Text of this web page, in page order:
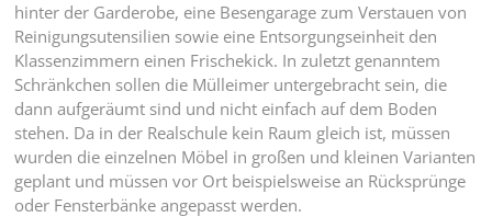
hinter der Garderobe, eine Besengarage zum Verstauen von
Reinigungsutensilien sowie eine Entsorgungseinheit den
Klassenzimmern einen Frischekick. In zuletzt genanntem
Schränkchen sollen die Mülleimer untergebracht sein, die
dann aufgeräumt sind und nicht einfach auf dem Boden
stehen. Da in der Realschule kein Raum gleich ist, müssen
wurden die einzelnen Möbel in großen und kleinen Varianten
geplant und müssen vor Ort beispielsweise an Rücksprünge
oder Fensterbänke angepasst werden.